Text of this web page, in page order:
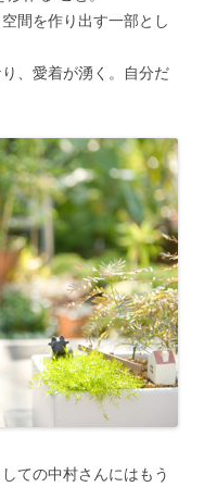
間を作り出す一部とし
、愛着が湧く。自分だ
ての中村さんにはもう